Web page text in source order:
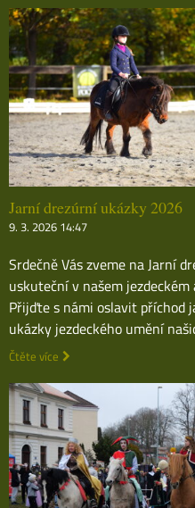
Jarní drezúrní ukázky 2026
9. 3. 2026 14:47
Srdečně Vás zveme na Jarní
uskuteční v našem
Přijďte s námi oslavit příchod
ukázky jezdeckého umění
Čtěte více